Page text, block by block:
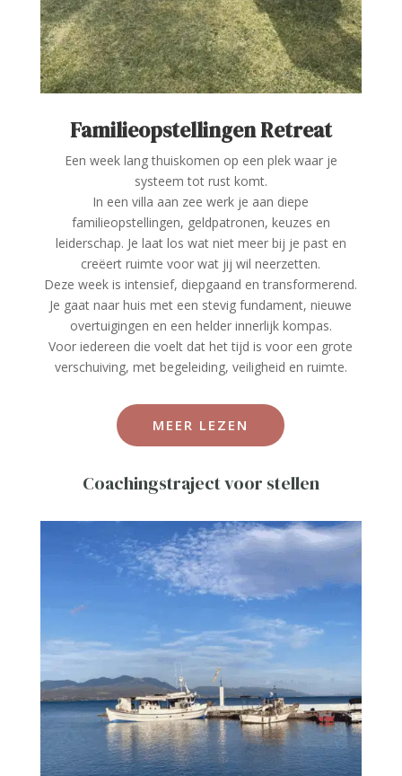
Familieopstellingen Retreat
Een week lang thuiskomen op een plek waar je
systeem tot rust komt.
In een villa aan zee werk je aan diepe
familieopstellingen, geldpatronen, keuzes en
leiderschap. Je laat los wat niet meer bij je past en
creëert ruimte voor wat jij wil neerzetten.
Deze week is intensief, diepgaand en transformerend.
Je gaat naar huis met een stevig fundament, nieuwe
overtuigingen en een helder innerlijk kompas.
Voor iedereen die voelt dat het tijd is voor een grote
verschuiving, met begeleiding, veiligheid en ruimte.
MEER LEZEN
Coachingstraject voor stellen